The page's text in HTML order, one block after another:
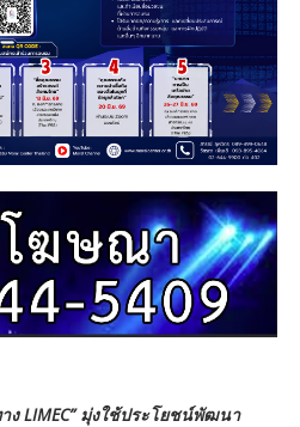
LIMEC” มุ่งใช้ประโยชน์พัฒนา